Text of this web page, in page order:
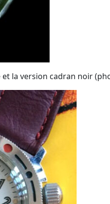
la version cadran noir